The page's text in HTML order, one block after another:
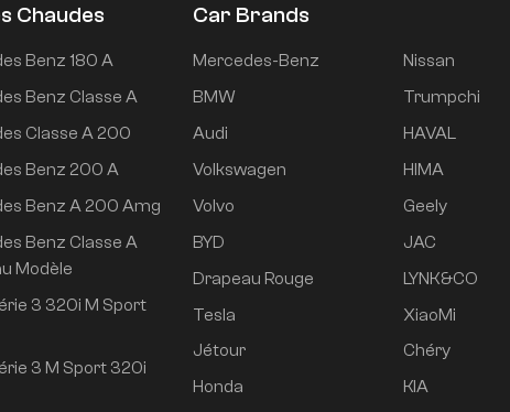
Chaudes
Benz 180 A
Benz Classe A
Classe A 200
Benz 200 A
Benz A 200 Amg
Benz Classe A
Modèle
3 320i M Sport
3 M Sport 320i
Car Brands
Mercedes-Benz
BMW
Audi
Volkswagen
Volvo
BYD
Drapeau Rouge
Tesla
Jétour
Honda
Nissan
Trumpchi
HAVAL
HIMA
Geely
JAC
LYNK&CO
XiaoMi
Chéry
KIA